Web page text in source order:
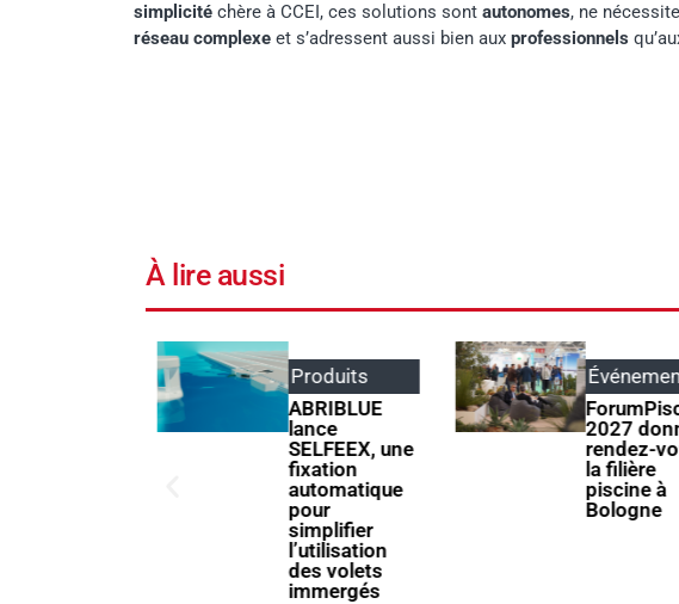
simplicité chère à CCEI, ces solutions sont autonomes, ne
réseau complexe et s’adressent aussi bien aux professionnels
À lire aussi
Produits
ABRIBLUE
lance
SELFEEX, une
fixation
automatique
pour
simplifier
l’utilisation
des volets
immergés
2027
rendez-
la filière
piscine à
Bologne